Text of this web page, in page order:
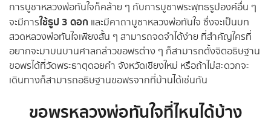
การบูชาหลวงพ่อทันใจก็คล้าย ๆ กับการบูชาพระพุทธรูปองค์อื่น ๆ
จะมีการใช้ธูป 3 ดอก และมีคาถาบูชาหลวงพ่อทันใจ ซึ่งจะเป็นบท
สวดหลวงพ่อทันใจเพียงสั้น ๆ สามารถจดจำได้ง่าย ที่สำคัญใครที่
อยากจะมาบนบานศาลกล่าวขอพรต่าง ๆ ก็สามารถตั้งจิตอธิษฐาน
ขอพรได้ที่วัดพระธาตุดอยคำ จังหวัดเชียงใหม่ หรือถ้าไม่สะดวกจะ
เดินทางก็สามารถอธิษฐานขอพรจากที่บ้านได้เช่นกัน
ขอพรหลวงพ่อทันใจที่ไหนได้บ้าง